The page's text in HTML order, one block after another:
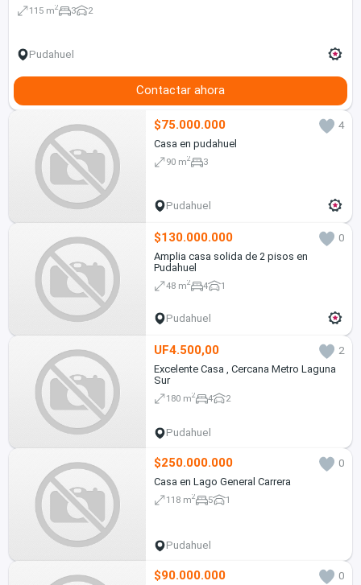
115 m2 3 2
Pudahuel
Contactar ahora
$75.000.000
4
Casa en pudahuel
90 m2 3
Pudahuel
$130.000.000
0
Amplia casa solida de 2 pisos en
Pudahuel
48 m2 4 1
Pudahuel
UF4.500,00
2
Excelente Casa , Cercana Metro Laguna
Sur
180 m2 4 2
Pudahuel
$250.000.000
0
Casa en Lago General Carrera
118 m2 5 1
Pudahuel
$90.000.000 0